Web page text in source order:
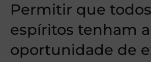
Permitir que
espíritos tenham a
oportunidade de